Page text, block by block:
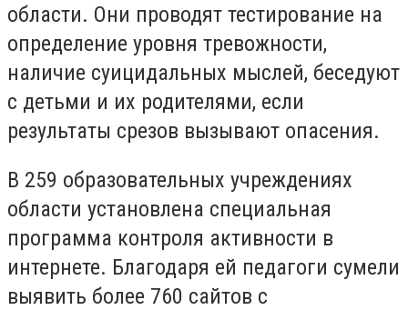
области. Они проводят тестирование на
определение уровня тревожности,
наличие суицидальных мыслей, беседуют
с детьми и их родителями, если
результаты срезов вызывают опасения.
В 259 образовательных учреждениях
области установлена специальная
программа контроля активности в
интернете. Благодаря ей педагоги сумели
выявить более 760 сайтов с